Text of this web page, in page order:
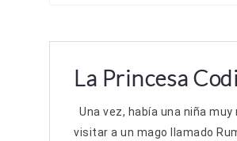
La Princesa
Una vez, había una niña
visitar a un mago llamado